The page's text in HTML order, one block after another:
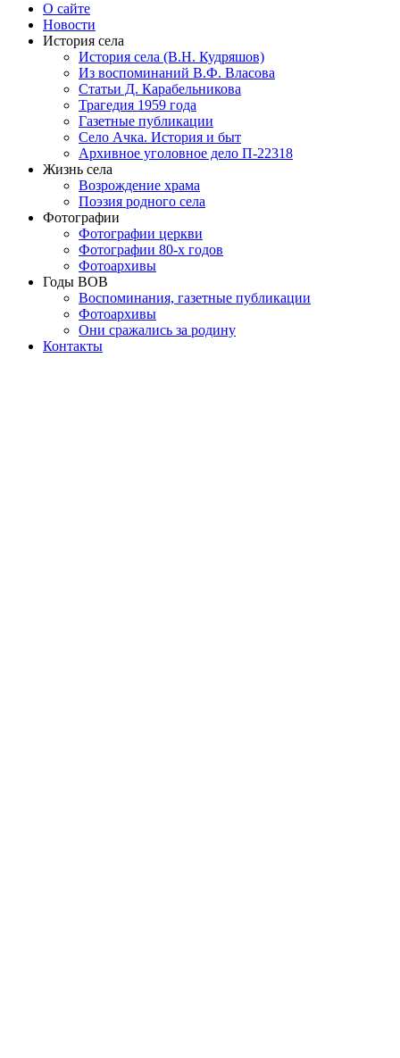
О сайте
Новости
История села
История села (В.Н. Кудряшов)
Из воспоминаний В.Ф. Власова
Статьи Д. Карабельникова
Трагедия 1959 года
Газетные публикации
Село Ачка. История и быт
Архивное уголовное дело П-22318
Жизнь села
Возрождение храма
Поэзия родного села
Фотографии
Фотографии церкви
Фотографии 80-х годов
Фотоархивы
Годы ВОВ
Воспоминания, газетные публикации
Фотоархивы
Они сражались за родину
Контакты